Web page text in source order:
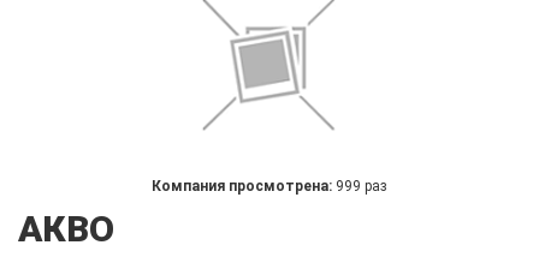
Компания просмотрена: 999 раз
АКВО